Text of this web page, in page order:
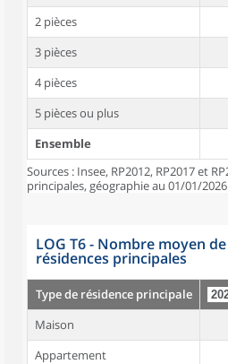
2 pièces
3 pièces
4 pièces
5 pièces ou plus
Ensemble
Sources : Insee, RP2012, RP2017 et
principales, géographie au 01/01/
LOG T6 - Nombre moyen
résidences principales
Type de résidence principale
Maison
Appartement